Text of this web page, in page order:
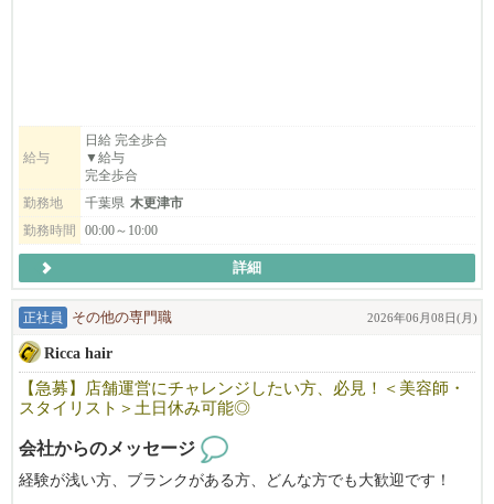
清掃や広告宣伝も不要
給与
日給 完全歩合
▼給与
完全歩合
勤務地
千葉県 木更津市
勤務時間
00:00～10:00
詳細
正社員 その他の専門職 2026年06月08日(月)
Ricca hair
【急募】店舗運営にチャレンジしたい方、必見！＜美容師・
スタイリスト＞土日休み可能◎
会社からのメッセージ
経験が浅い方、ブランクがある方、どんな方でも大歓迎です！